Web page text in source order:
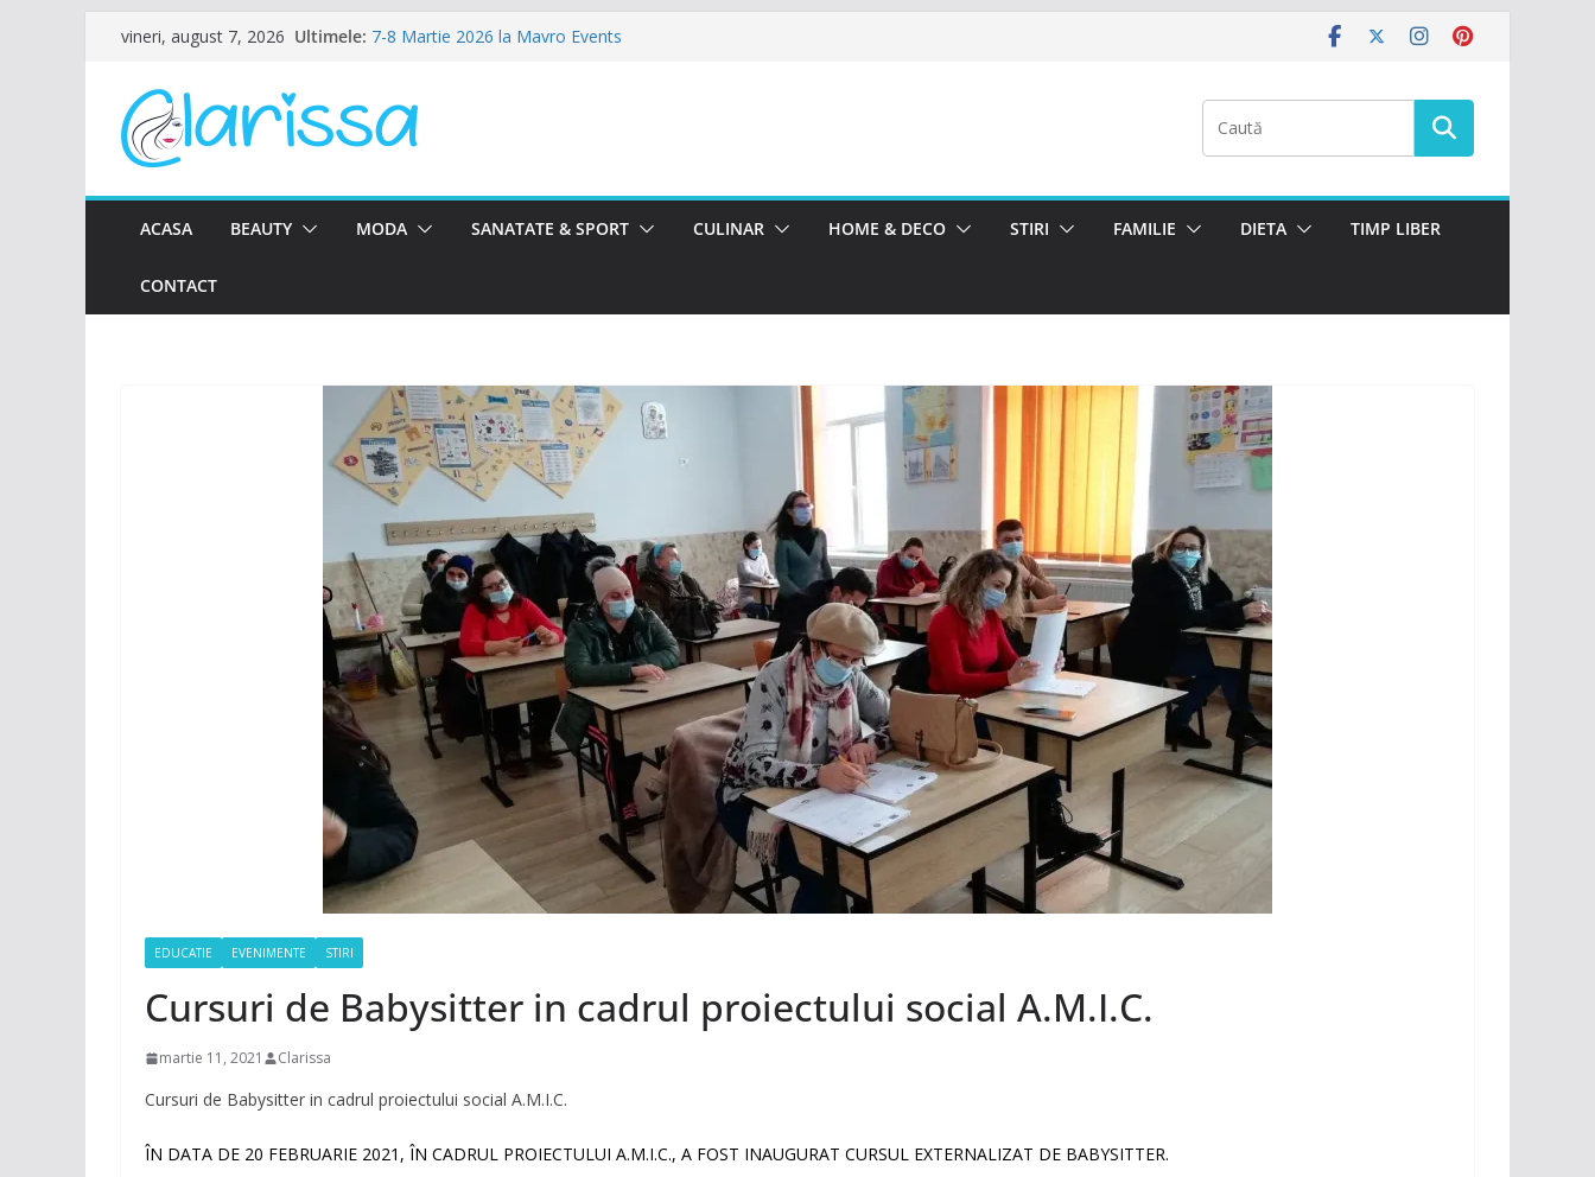
conținut
vineri, august 7, 2026 Ultimele: 7-8 Martie 2026 la Mavro Events
Ziua Femeii se sarbatoreste La Teatru. La Calinescu!
Petrecere de Ziua Femeii la La Nasu
ACASA BEAUTY MODA SANATATE & SPORT CULINAR HOME & DECO STIRI FAMILIE DIETA TIMP LIBER
CONTACT
EDUCATIE EVENIMENTE STIRI
Cursuri de Babysitter in cadrul proiectului social A.M.I.C.
martie 11, 2021 Clarissa
Cursuri de Babysitter in cadrul proiectului social A.M.I.C.
ÎN DATA DE 20 FEBRUARIE 2021, ÎN CADRUL PROIECTULUI A.M.I.C., A FOST INAUGURAT CURSUL EXTERNALIZAT DE BABYSITTER.